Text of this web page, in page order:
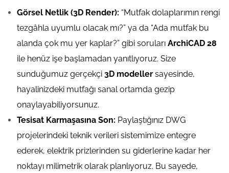
Görsel Netlik (3D Render): “Mutfak dolaplarımın rengi
tezgâhla uyumlu olacak mı?” ya da “Ada mutfak bu
alanda çok mu yer kaplar?” gibi soruları ArchiCAD 28
ile henüz işe başlamadan yanıtlıyoruz. Size
sunduğumuz gerçekçi 3D modeller sayesinde,
hayalinizdeki mutfağı sanal ortamda gezip
onaylayabiliyorsunuz.
Tesisat Karmaşasına Son: Paylaştığınız DWG
projelerindeki teknik verileri sistemimize entegre
ederek, elektrik prizlerinden su giderlerine kadar her
noktayı milimetrik olarak planlıyoruz. Bu sayede,